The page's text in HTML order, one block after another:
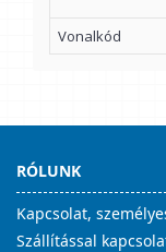
Vonalkód
RÓLUNK
Kapcsolat,
Szállítással